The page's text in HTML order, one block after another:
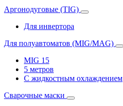
Аргонодуговые (TIG)
Для инвертора
Для полуавтоматов (MIG/MAG)
MIG 15
5 метров
С жидкостным охлаждением
Сварочные маски